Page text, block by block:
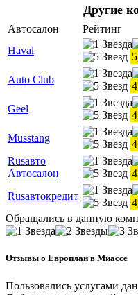
Другие
Автосалон
Рейтинг
Haval
Auto Club
Geel
Musstang
Rusавто
Автосалон
Rusавтокредит
Обращались в данную
Отзывы о Европлан в Миассе
Пользовались услугами